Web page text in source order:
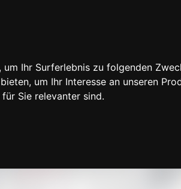
Ihr Surferlebnis zu folgenden
, um Ihr Interesse an unseren
Sie relevanter sind.